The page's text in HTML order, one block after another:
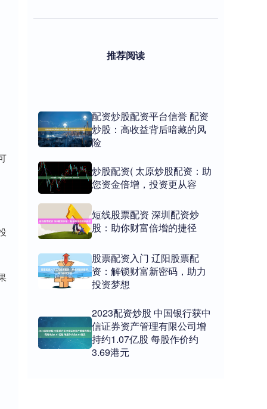
推荐阅读
配资炒股配资平台信誉 配资
炒股：高收益背后暗藏的风
险
炒股配资( 太原炒股配资：助
您资金倍增，投资更从容
短线股票配资 深圳配资炒
股：助你财富倍增的捷径
股票配资入门 辽阳股票配
资：解锁财富新密码，助力
投资梦想
2023配资炒股 中国银行获中
信证券资产管理有限公司增
持约1.07亿股 每股作价约
3.69港元